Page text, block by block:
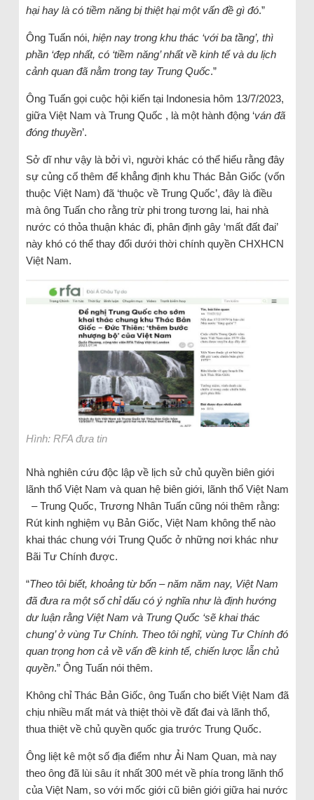
hại hay là có tiềm năng bị thiệt hại một vấn đề gì đó.”
Ông Tuấn nói, hiện nay trong khu thác ‘với ba tầng’, thì
phần ‘đẹp nhất, có ‘tiềm năng’ nhất về kinh tế và du lịch
cảnh quan đã nằm trong tay Trung Quốc.”
Ông Tuấn gọi cuộc hội kiến tại Indonesia hôm 13/7/2023,
giữa Việt Nam và Trung Quốc , là một hành động ‘ván đã
đóng thuyền’.
Sở dĩ như vậy là bởi vì, người khác có thể hiểu rằng đây
sự củng cố thêm để khẳng định khu Thác Bản Giốc (vốn
thuộc Việt Nam) đã ‘thuộc về Trung Quốc’, đây là điều
mà ông Tuấn cho rằng trừ phi trong tương lai, hai nhà
nước có thỏa thuận khác đi, phân định gây ‘mất đất đai’
này khó có thể thay đổi dưới thời chính quyền CHXHCN
Việt Nam.
Hình: RFA đưa tin
Nhà nghiên cứu độc lập về lịch sử chủ quyền biên giới
lãnh thổ Việt Nam và quan hệ biên giới, lãnh thổ Việt Nam
– Trung Quốc, Trương Nhân Tuấn cũng nói thêm rằng:
Rút kinh nghiệm vụ Bản Giốc, Việt Nam không thể nào
khai thác chung với Trung Quốc ở những nơi khác như
Bãi Tư Chính được.
“Theo tôi biết, khoảng từ bốn – năm năm nay, Việt Nam
đã đưa ra một số chỉ dấu có ý nghĩa như là định hướng
dư luận rằng Việt Nam và Trung Quốc ‘sẽ khai thác
chung’ ở vùng Tư Chính. Theo tôi nghĩ, vùng Tư Chính đó
quan trọng hơn cả về vấn đề kinh tế, chiến lược lẫn chủ
quyền.” Ông Tuấn nói thêm.
Không chỉ Thác Bản Giốc, ông Tuấn cho biết Việt Nam đã
chịu nhiều mất mát và thiệt thòi về đất đai và lãnh thổ,
thua thiệt về chủ quyền quốc gia trước Trung Quốc.
Ông liệt kê một số địa điểm như Ải Nam Quan, mà nay
theo ông đã lùi sâu ít nhất 300 mét về phía trong lãnh thổ
của Việt Nam, so với mốc giới cũ biên giới giữa hai nước